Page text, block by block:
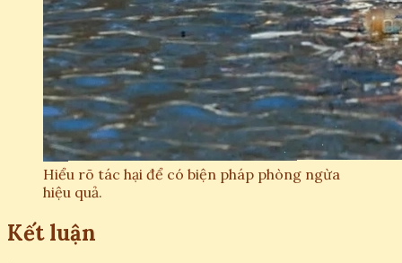
Hiểu rõ tác hại để có biện pháp phòng ngừa
hiệu quả.
Kết luận